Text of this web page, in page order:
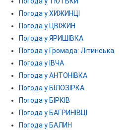
Погода у ХИЖИНЦІ
Погода у ЦВІЖИН
Погода у ЯРИШІВКА
Погода у Громада: Літинська
Погода у ІВЧА
Погода у АНТОНІВКА
Погода у БІЛОЗІРКА
Погода у БІРКІВ
Погода у БАГРИНІВЦІ
Погода у БАЛИН